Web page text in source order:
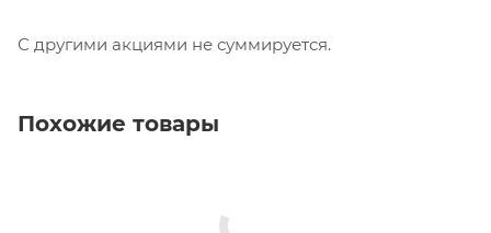
С другими акциями не суммируется.
Похожие товары